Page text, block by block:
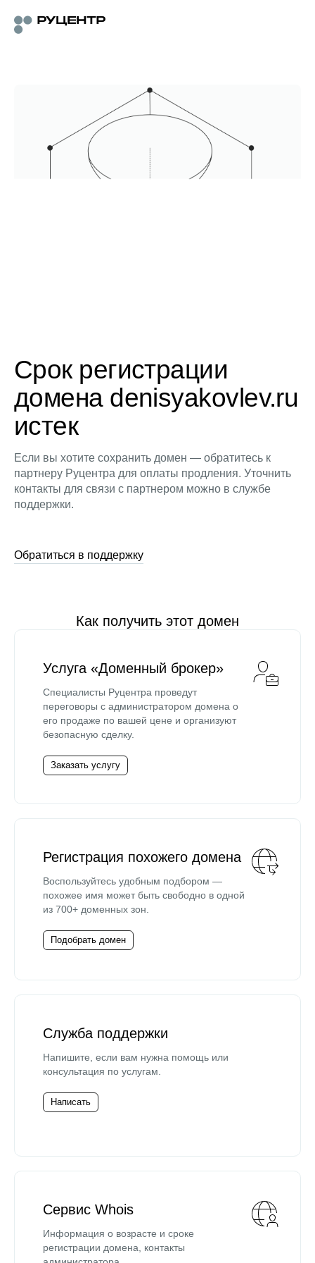
Срок регистрации
домена denisyakovlev.ru
истек
Если вы хотите сохранить домен — обратитесь к
партнеру Руцентра для оплаты продления. Уточнить
контакты для связи с партнером можно в службе
поддержки.
Обратиться в поддержку
Как получить этот домен
Услуга «Доменный брокер»
Специалисты Руцентра проведут
переговоры с администратором домена о
его продаже по вашей цене и организуют
безопасную сделку.
Заказать услугу
Регистрация похожего домена
Воспользуйтесь удобным подбором —
похожее имя может быть свободно в одной
из 700+ доменных зон.
Подобрать домен
Служба поддержки
Напишите, если вам нужна помощь или
консультация по услугам.
Написать
Сервис Whois
Информация о возрасте и сроке
регистрации домена, контакты